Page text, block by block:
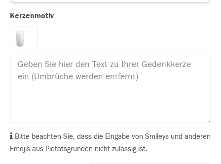
Kerzenmotiv
Bitte beachten Sie, dass die Eingabe von Smileys und anderen
Emojis aus Pietätsgründen nicht zulässig ist.